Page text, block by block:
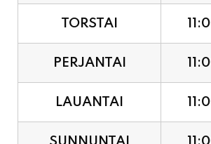
TORSTAI
PERJANTAI
LAUANTAI
SUNNUNTAI